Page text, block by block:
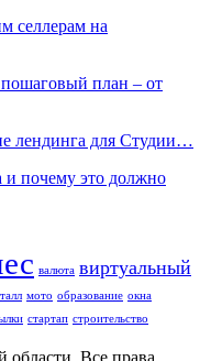
селлерам на
план – от
лендинга для Студии…
и почему это должно
валюта виртуальный
мото образование окна
стартап строительство